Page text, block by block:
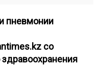
пневмонии
со